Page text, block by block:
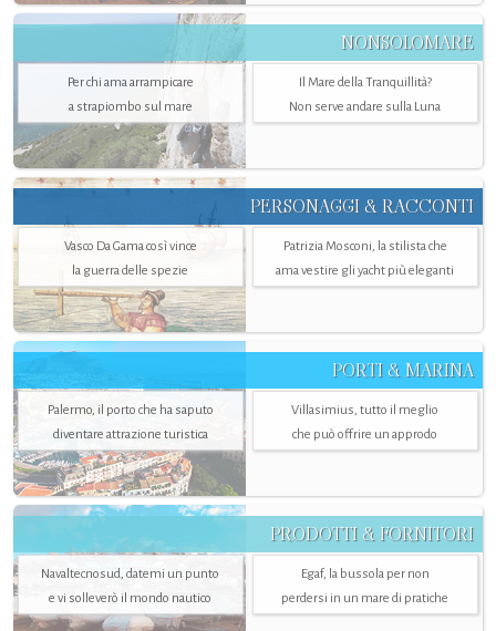
NONSOLOMARE
Per chi ama arrampicare
a strapiombo sul mare
Il Mare della Tranquillità?
Non serve andare sulla Luna
PERSONAGGI & RACCONTI
Vasco Da Gama così vince
la guerra delle spezie
Patrizia Mosconi, la stilista che
ama vestire gli yacht più eleganti
PORTI & MARINA
Palermo, il porto che ha saputo
diventare attrazione turistica
Villasimius, tutto il meglio
che può offrire un approdo
PRODOTTI & FORNITORI
Navaltecnosud, datemi un punto
e vi solleverò il mondo nautico
Egaf, la bussola per non
perdersi in un mare di pratiche